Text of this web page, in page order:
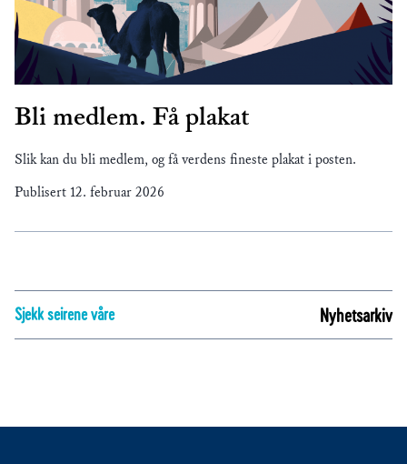
Bli medlem. Få plakat
Slik kan du bli medlem, og få verdens fineste plakat i posten.
Publisert 12. februar 2026
Sjekk seirene våre Nyhetsarkiv